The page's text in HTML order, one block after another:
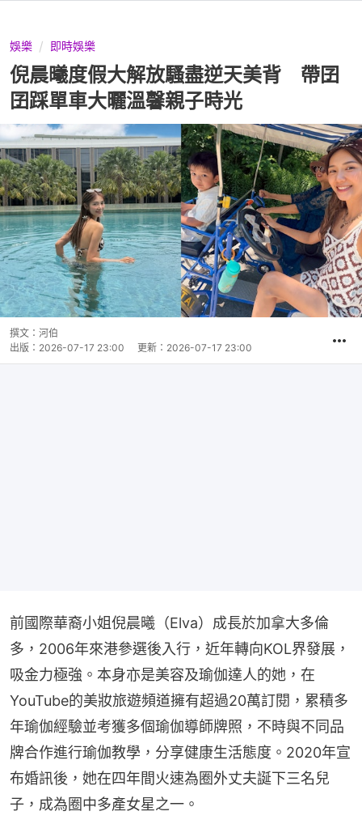
娛樂 即時娛樂
倪晨曦度假大解放騷盡逆天美背 帶囝
囝踩單車大曬溫馨親子時光
撰文： 河伯
出版： 2026-07-17 23:00 更新： 2026-07-17 23:00
前國際華裔小姐倪晨曦（Elva）成長於加拿大多倫
多，2006年來港參選後入行，近年轉向KOL界發展，
吸金力極強。本身亦是美容及瑜伽達人的她，在
YouTube的美妝旅遊頻道擁有超過20萬訂閱，累積多
年瑜伽經驗並考獲多個瑜伽導師牌照，不時與不同品
牌合作進行瑜伽教學，分享健康生活態度。2020年宣
布婚訊後，她在四年間火速為圈外丈夫誕下三名兒
子，成為圈中多產女星之一。